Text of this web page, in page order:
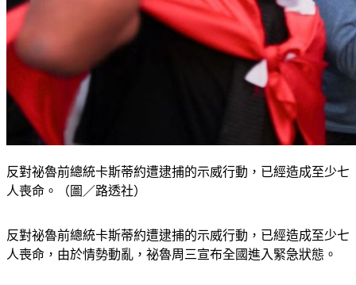
反對祕魯前總統卡斯蒂約遭逮捕的示威行動，已經造成至少七
反對祕魯前總統卡斯蒂約遭逮捕的示威行動，已經造成至少七